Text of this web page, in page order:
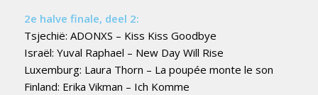
2e halve finale, deel 2:
Tsjechië: ADONXS – Kiss Kiss Goodbye
Israël: Yuval Raphael – New Day Will Rise
Luxemburg: Laura Thorn – La poupée monte le son
Finland: Erika Vikman – Ich Komme